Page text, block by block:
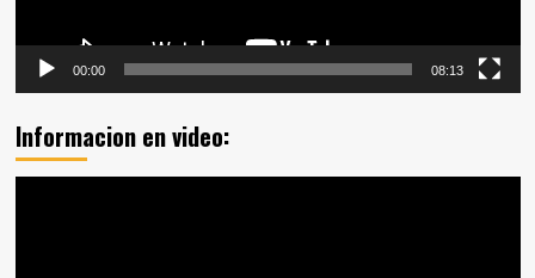
00:00 08:13
Informacion en video: